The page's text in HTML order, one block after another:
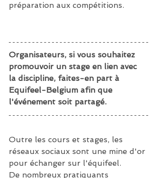
préparation aux compétitions.
Organisateurs, si vous souhaitez
promouvoir un stage en lien avec
la discipline, faites-en part à
Equifeel-Belgium afin que
l'événement soit partagé.
Outre les cours et stages, les
réseaux sociaux sont une mine d'or
pour échanger sur l'équifeel.
De nombreux pratiquants